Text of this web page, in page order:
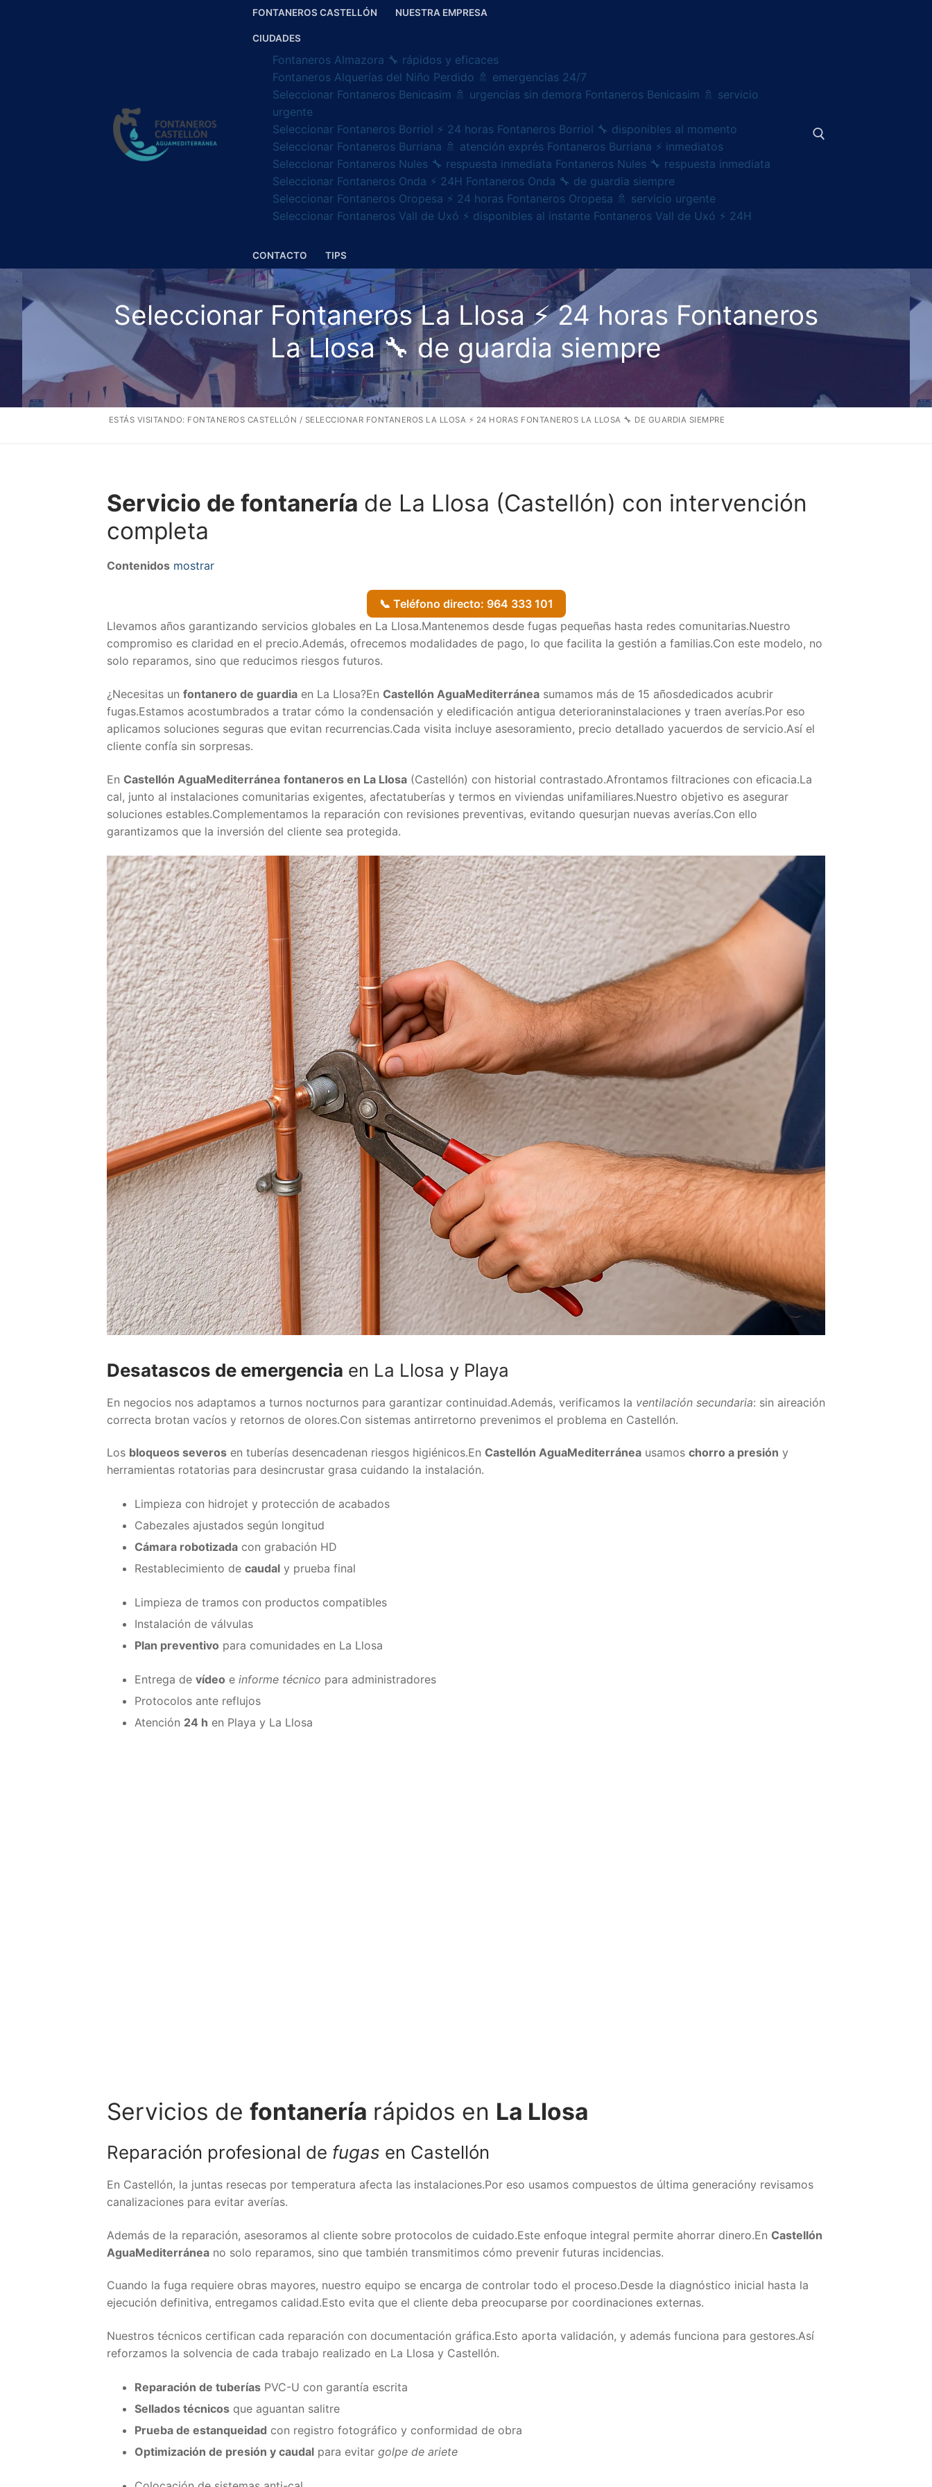
FONTANEROS CASTELLÓN NUESTRA EMPRESA
CIUDADES
Fontaneros Almazora 🔧 rápidos y eficaces
Fontaneros Alquerías del Niño Perdido 🚿 emergencias 24/7
Seleccionar Fontaneros Benicasim 🚿 urgencias sin demora Fontaneros Benicasim 🚿 servicio
urgente
Seleccionar Fontaneros Borriol ⚡ 24 horas Fontaneros Borriol 🔧 disponibles al momento
Seleccionar Fontaneros Burriana 🚿 atención exprés Fontaneros Burriana ⚡ inmediatos
Seleccionar Fontaneros Nules 🔧 respuesta inmediata Fontaneros Nules 🔧 respuesta inmediata
Seleccionar Fontaneros Onda ⚡ 24H Fontaneros Onda 🔧 de guardia siempre
Seleccionar Fontaneros Oropesa ⚡ 24 horas Fontaneros Oropesa 🚿 servicio urgente
Seleccionar Fontaneros Vall de Uxó ⚡ disponibles al instante Fontaneros Vall de Uxó ⚡ 24H
CONTACTO TIPS
Seleccionar Fontaneros La Llosa ⚡ 24 horas Fontaneros
La Llosa 🔧 de guardia siempre
ESTÁS VISITANDO: FONTANEROS CASTELLÓN / SELECCIONAR FONTANEROS LA LLOSA ⚡ 24 HORAS FONTANEROS LA LLOSA 🔧 DE GUARDIA SIEMPRE
Servicio de fontanería de La Llosa (Castellón) con intervención
completa
Contenidos mostrar
📞 Teléfono directo: 964 333 101
Llevamos años garantizando servicios globales en La Llosa.Mantenemos desde fugas pequeñas hasta redes comunitarias.Nuestro
compromiso es claridad en el precio.Además, ofrecemos modalidades de pago, lo que facilita la gestión a familias.Con este modelo, no
solo reparamos, sino que reducimos riesgos futuros.
¿Necesitas un fontanero de guardia en La Llosa?En Castellón AguaMediterránea sumamos más de 15 añosdedicados acubrir
fugas.Estamos acostumbrados a tratar cómo la condensación y eledificación antigua deterioraninstalaciones y traen averías.Por eso
aplicamos soluciones seguras que evitan recurrencias.Cada visita incluye asesoramiento, precio detallado yacuerdos de servicio.Así el
cliente confía sin sorpresas.
En Castellón AguaMediterránea fontaneros en La Llosa (Castellón) con historial contrastado.Afrontamos filtraciones con eficacia.La
cal, junto al instalaciones comunitarias exigentes, afectatuberías y termos en viviendas unifamiliares.Nuestro objetivo es asegurar
soluciones estables.Complementamos la reparación con revisiones preventivas, evitando quesurjan nuevas averías.Con ello
garantizamos que la inversión del cliente sea protegida.
Desatascos de emergencia en La Llosa y Playa
En negocios nos adaptamos a turnos nocturnos para garantizar continuidad.Además, verificamos la ventilación secundaria: sin aireación
correcta brotan vacíos y retornos de olores.Con sistemas antirretorno prevenimos el problema en Castellón.
Los bloqueos severos en tuberías desencadenan riesgos higiénicos.En Castellón AguaMediterránea usamos chorro a presión y
herramientas rotatorias para desincrustar grasa cuidando la instalación.
Limpieza con hidrojet y protección de acabados
Cabezales ajustados según longitud
Cámara robotizada con grabación HD
Restablecimiento de caudal y prueba final
Limpieza de tramos con productos compatibles
Instalación de válvulas
Plan preventivo para comunidades en La Llosa
Entrega de vídeo e informe técnico para administradores
Protocolos ante reflujos
Atención 24 h en Playa y La Llosa
Servicios de fontanería rápidos en La Llosa
Reparación profesional de fugas en Castellón
En Castellón, la juntas resecas por temperatura afecta las instalaciones.Por eso usamos compuestos de última generacióny revisamos
canalizaciones para evitar averías.
Además de la reparación, asesoramos al cliente sobre protocolos de cuidado.Este enfoque integral permite ahorrar dinero.En Castellón
AguaMediterránea no solo reparamos, sino que también transmitimos cómo prevenir futuras incidencias.
Cuando la fuga requiere obras mayores, nuestro equipo se encarga de controlar todo el proceso.Desde la diagnóstico inicial hasta la
ejecución definitiva, entregamos calidad.Esto evita que el cliente deba preocuparse por coordinaciones externas.
Nuestros técnicos certifican cada reparación con documentación gráfica.Esto aporta validación, y además funciona para gestores.Así
reforzamos la solvencia de cada trabajo realizado en La Llosa y Castellón.
Reparación de tuberías PVC-U con garantía escrita
Sellados técnicos que aguantan salitre
Prueba de estanqueidad con registro fotográfico y conformidad de obra
Optimización de presión y caudal para evitar golpe de ariete